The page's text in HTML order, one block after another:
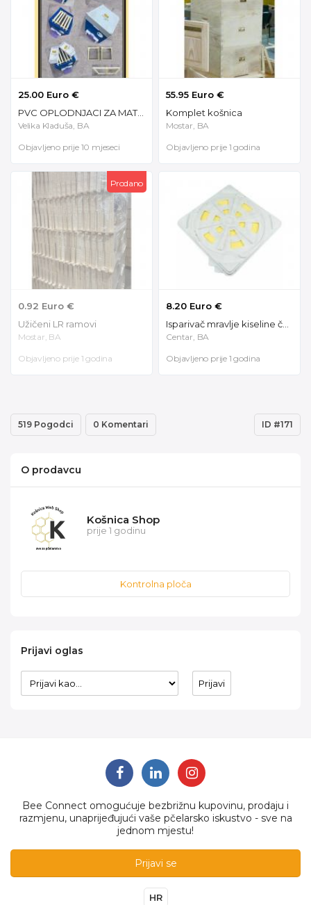
25.00 Euro €
PVC OPLODNJACI ZA MATICE
Velika Kladuša, BA
Objavljeno prije 10 mjeseci
55.95 Euro €
Komplet košnica
Mostar, BA
Objavljeno prije 1 godina
Prodano
0.92 Euro €
Užičeni LR ramovi
Mostar, BA
Objavljeno prije 1 godina
8.20 Euro €
Isparivač mravlje kiseline četvrtasti 91110
Centar, BA
Objavljeno prije 1 godina
519 Pogodci 0 Komentari ID #171
O prodavcu
Košnica Shop
prije 1 godinu
Kontrolna ploča
Prijavi oglas
Bee Connect omogućuje bezbrižnu kupovinu, prodaju i
razmjenu, unaprijeđujući vaše pčelarsko iskustvo - sve na
jednom mjestu!
Prijavi se
HR